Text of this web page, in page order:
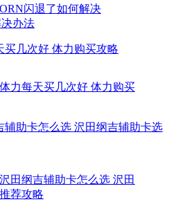
几次好 体力购买攻略
辅助卡怎么选 沢田纲吉辅助卡选